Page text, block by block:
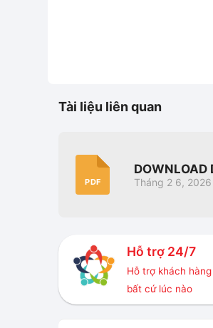
Tài liệu liên quan
PDF
DOWNLOAD
Tháng 2 6, 2026
Hỗ trợ 24/7
Hỗ trợ khách
bất cứ lúc nào